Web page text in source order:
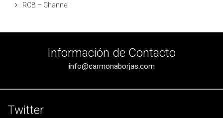
RCB – Channel
Información de Contacto
info@carmonaborjas.com
Twitter